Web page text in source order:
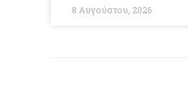
8 Αυγούστου, 2026